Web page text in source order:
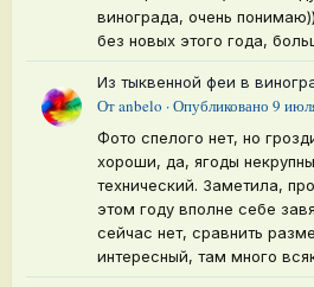
10 июня обрызгала янтарной
13 июня пролила под корень
19 июня узнала про бомбу от
день прошла, последствия
21 июня под корень коровяком.
29 июня опрыскала избранные
под корень ещё пролила
сказать, они у меня почти и не
сердечные и плоские прямо
4 июляВнекорневая - Борная
винограда, очень
без новых этого года,
Из тыквенной феи в
Отanbelo ·Опубликовано 9
Фото спелого нет, но
хороши, да, ягоды
технический. Заметила,
этом году вполне себе
сейчас нет, сравнить
интересный, там много